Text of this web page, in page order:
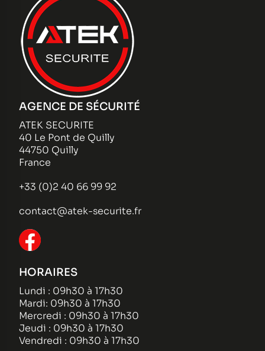
AGENCE DE SÉCURITÉ
ATEK SECURITE
40 Le Pont de Quilly
44750 Quilly
France
+33 (0)2 40 66 99 92
contact@atek-securite.fr
HORAIRES
Lundi : 09h30 à 17h30
Mardi: 09h30 à 17h30
Mercredi : 09h30 à 17h30
Jeudi : 09h30 à 17h30
Vendredi : 09h30 à 17h30